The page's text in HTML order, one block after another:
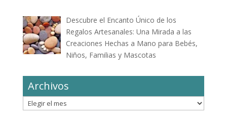
Descubre el Encanto Único de los
Regalos Artesanales: Una Mirada a las
Creaciones Hechas a Mano para Bebés,
Niños, Familias y Mascotas
Archivos
Archivos